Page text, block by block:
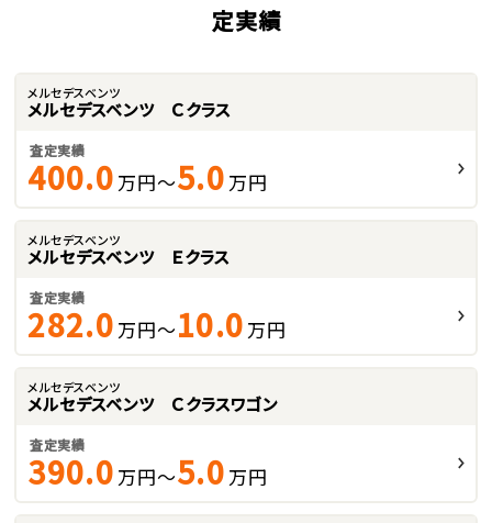
定実績
メルセデスベンツ
メルセデスベンツ Ｃクラス
査定実績
400.0 万円～5.0 万円
メルセデスベンツ
メルセデスベンツ Ｅクラス
査定実績
282.0 万円～10.0 万円
メルセデスベンツ
メルセデスベンツ Ｃクラスワゴン
査定実績
390.0 万円～5.0 万円